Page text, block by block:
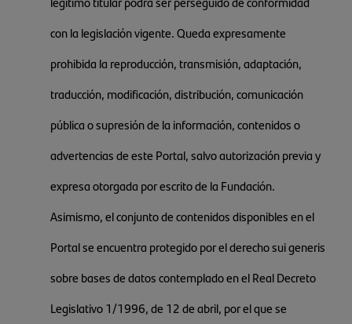
con la legislación vigente. Queda expresamente
prohibida la reproducción, transmisión, adaptación,
traducción, modificación, distribución, comunicación
pública o supresión de la información, contenidos o
advertencias de este Portal, salvo autorización previa y
expresa otorgada por escrito de la Fundación.
Asimismo, el conjunto de contenidos disponibles en el
Portal se encuentra protegido por el derecho sui generis
sobre bases de datos contemplado en el Real Decreto
Legislativo 1/1996, de 12 de abril, por el que se